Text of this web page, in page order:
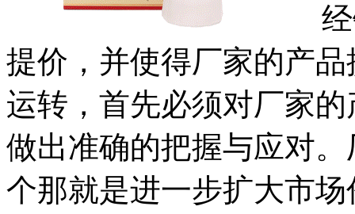
经销
提价，并使得厂家的产
运转，首先必须对厂家
做出准确的把握与应对
个那就是进一步扩大市